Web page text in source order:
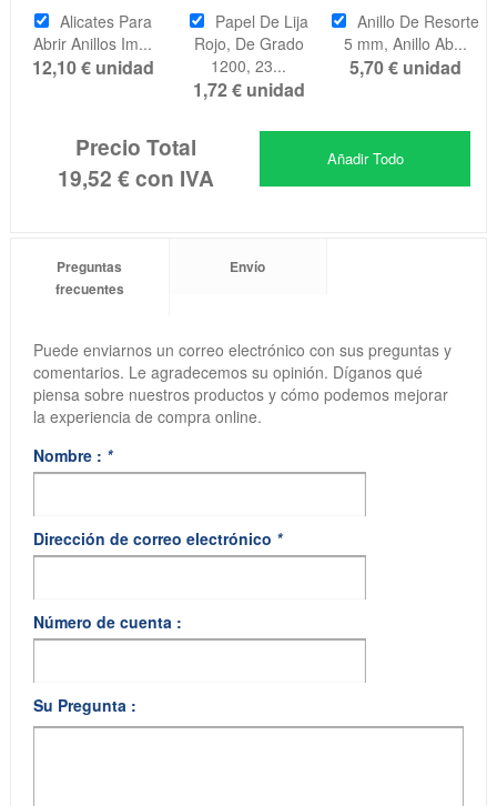
Alicates Para
Abrir Anillos Im...
12,10 € unidad
Papel De Lija
Rojo, De Grado
1200, 23...
1,72 € unidad
Anillo De Resorte
5 mm, Anillo Ab...
5,70 € unidad
Precio Total
19,52 €con IVA
Añadir Todo
Preguntas
frecuentes
Envío
Puede enviarnos un correo electrónico con sus preguntas y
comentarios. Le agradecemos su opinión. Díganos qué
piensa sobre nuestros productos y cómo podemos mejorar
la experiencia de compra online.
Nombre : *
Dirección de correo electrónico *
Número de cuenta :
Su Pregunta :